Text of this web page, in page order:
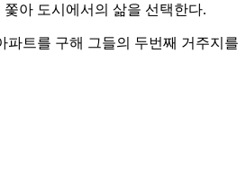
아 도시에서의 삶을 선택한다.
파트를 구해 그들의 두번째 거주지를